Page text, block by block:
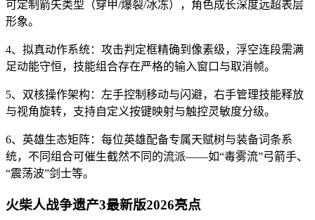
可定制箭矢类型（穿甲/爆裂/冰冻），角色成长深度远超表层
形象。
4、拟真动作系统：攻击判定框精确到像素级，浮空连段需满
足动能守恒，技能组合存在严格的输入窗口与取消帧。
5、双核操作架构：左手控制移动与闪避，右手管理技能释放
与视角旋转，支持自定义按键映射与触控灵敏度分级。
6、英雄生态矩阵：每位英雄配备专属天赋树与装备词条系
统，不同组合可催生截然不同的流派——如“毒雾流”弓箭手、
“震荡波”剑士等。
火柴人战争遗产3最新版2026亮点